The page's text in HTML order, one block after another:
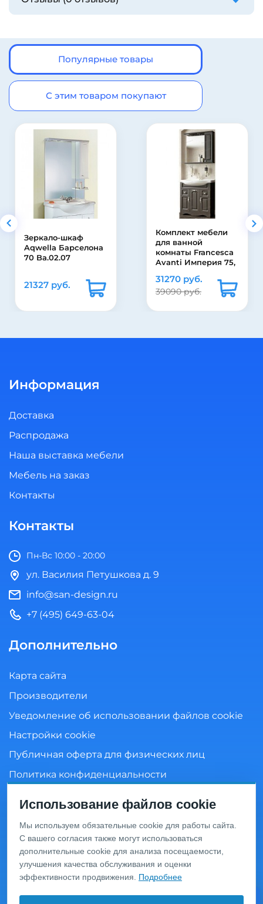
Популярные товары
С этим товаром покупают
Комплект мебели
комнаты Francesca
Avanti Империя 75,
39090 руб.
Тумба с
Империя
ящиком
55)
18700
Информация
Доставка
Распродажа
Наша выставка мебели
Мебель на заказ
Контакты
Контакты
Пн-Вс 10:00 - 20:00
ул. Василия Петушкова д. 9
info@san-design.ru
+7 (495) 649-63-04
Дополнительно
Карта сайта
Производители
Уведомление об использовании файлов cookie
Настройки cookie
Публичная оферта для физических лиц
Политика конфиденциальности
Информация о ценах и товарах на данном сайте носит
информационный характер и не является публичной
офертой, определяемой положениями Статьи 437 ГК
РФ. Перед оформлением заказа уточняйте актуальную
цену у менеджера по телефону.
Использование файлов cookie
Мы используем обязательные cookie для работы сайта.
С вашего согласия также могут использоваться
дополнительные cookie для анализа посещаемости,
улучшения качества обслуживания и оценки
эффективности продвижения. Подробнее